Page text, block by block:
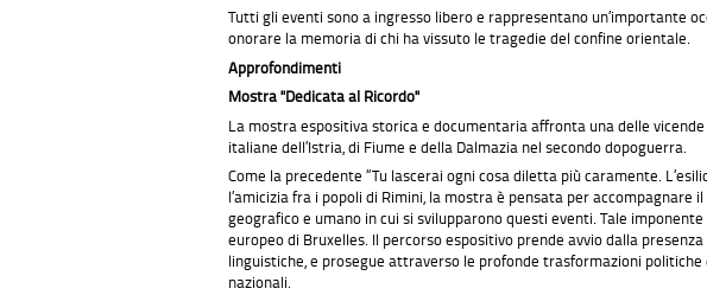
Tutti gli eventi sono a ingresso libero e rappresentano un’importante
onorare la memoria di chi ha vissuto le tragedie del confine orientale.
Approfondimenti
Mostra "Dedicata al Ricordo"
La mostra espositiva storica e documentaria affronta una delle
italiane dell’Istria, di Fiume e della Dalmazia nel secondo dopoguerra.
Come la precedente “Tu lascerai ogni cosa diletta più caramente.
l’amicizia fra i popoli di Rimini, la mostra è pensata per
geografico e umano in cui si svilupparono questi eventi. Tale
europeo di Bruxelles. Il percorso espositivo prende avvio dalla
linguistiche, e prosegue attraverso le profonde trasformazioni
nazionali.